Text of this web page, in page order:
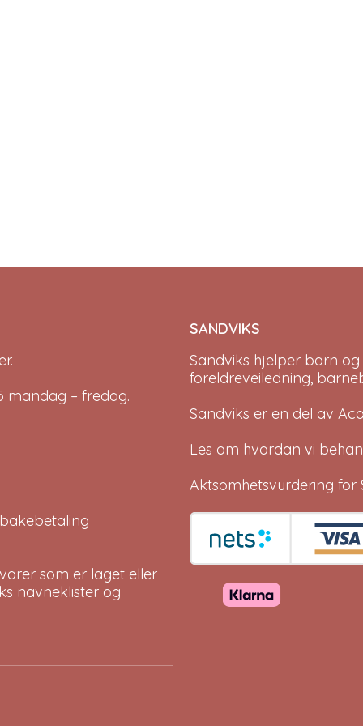
mandag – fredag.
som er laget eller
navneklister og
SANDVIKS
Sandviks hjelper barn
foreldreveiledning,
Sandviks er en del av
Les om hvordan vi
Aktsomhetsvurdering for